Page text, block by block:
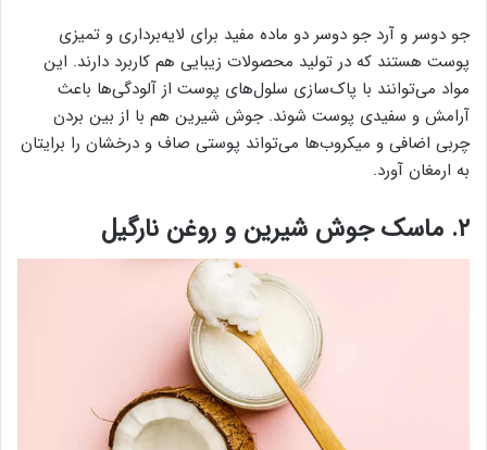
جو دوسر و آرد جو دوسر دو ماده مفید برای لایه‌برداری و تمیزی
پوست هستند که در تولید محصولات زیبایی هم کاربرد دارند. این
مواد می‌توانند با پاک‌سازی سلول‌های پوست از آلودگی‌ها باعث
آرامش و سفیدی پوست شوند. جوش شیرین هم با از بین بردن
چربی اضافی و میکروب‌ها می‌تواند پوستی صاف و درخشان را برایتان
به ارمغان آورد.
۲. ماسک جوش شیرین و روغن نارگیل